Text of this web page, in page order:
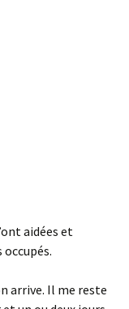
aidées et
arrive. Il me reste